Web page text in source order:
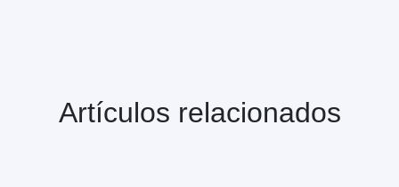
Artículos relacionados